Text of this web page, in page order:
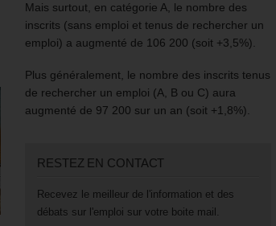
Mais surtout, en catégorie A, le nombre des
inscrits (sans emploi et tenus de rechercher un
emploi) a augmenté de 106 200 (soit +3,5%).
Plus généralement, le nombre des inscrits tenus
de rechercher un emploi (A, B ou C) aura
augmenté de 97 200 sur un an (soit +1,8%).
RESTEZ EN CONTACT
Recevez le meilleur de l'information et des
débats sur l'emploi sur votre boite mail.